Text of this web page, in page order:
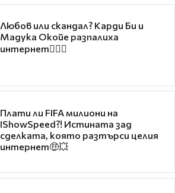
Любов или скандал? Карди Би и
Мадука Окойе разпалиха
интернет❤️‍🔥🔥
Плати ли FIFA милиони на
IShowSpeed?! Истината зад
сделката, която разтърси целия
интернет🤑💥